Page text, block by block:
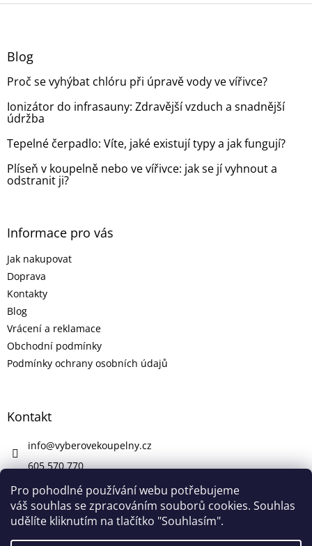
Pro pohodlné používání webu potřebujeme
váš souhlas se zpracováním souborů cookies. Souhlas
udělíte kliknutím na tlačítko "Souhlasím".
Z
Blog
Proč se vyhýbat chlóru při úpravě vody ve vířivce?
Ionizátor do infrasauny: Zdravější vzduch a snadnější
údržba
Tepelné čerpadlo: Víte, jaké existují typy a jak fungují?
Plíseň v koupelně nebo ve vířivce: jak se jí vyhnout a
odstranit ji?
Informace pro vás
Jak nakupovat
Doprava
Kontakty
Blog
Vrácení a reklamace
Obchodní podmínky
Podmínky ochrany osobních údajů
Kontakt
info@vyberovekoupelny.cz
605 570 770
https://www.facebook.com/vyberovekoupelny/